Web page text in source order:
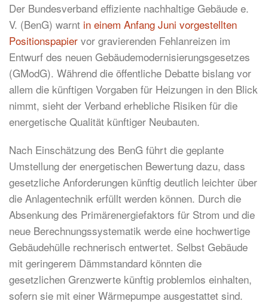
Der Bundesverband effiziente nachhaltige Gebäude e.
V. (BenG) warnt in einem Anfang Juni vorgestellten
Positionspapier vor gravierenden Fehlanreizen im
Entwurf des neuen Gebäudemodernisierungsgesetzes
(GModG). Während die öffentliche Debatte bislang vor
allem die künftigen Vorgaben für Heizungen in den Blick
nimmt, sieht der Verband erhebliche Risiken für die
energetische Qualität künftiger Neubauten.
Nach Einschätzung des BenG führt die geplante
Umstellung der energetischen Bewertung dazu, dass
gesetzliche Anforderungen künftig deutlich leichter über
die Anlagentechnik erfüllt werden können. Durch die
Absenkung des Primärenergiefaktors für Strom und die
neue Berechnungssystematik werde eine hochwertige
Gebäudehülle rechnerisch entwertet. Selbst Gebäude
mit geringerem Dämmstandard könnten die
gesetzlichen Grenzwerte künftig problemlos einhalten,
sofern sie mit einer Wärmepumpe ausgestattet sind.